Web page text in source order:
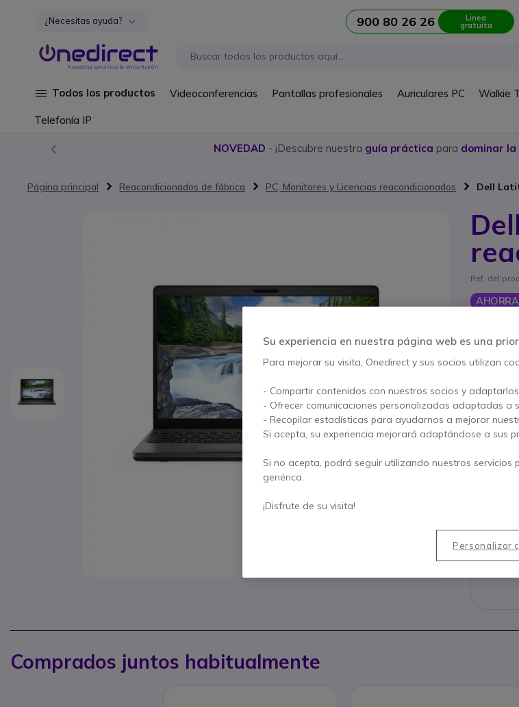
Ir al contenido
¿Necesitas ayuda? 900 80 26 26 Linea
gratuita
Todos los productos Videoconferencias Pantallas profesionales Auriculares PC Walkie
Telefonía IP
NOVEDAD - ¡Descubre nuestra guía práctica para dominar la
Página principal Reacondicionados de fábrica PC, Monitores y Licencias reacondicionados Dell
Ref. del
8 GB
Tarjeta
Ligero,
Comprados juntos habitualmente
Su experiencia en nuestra página web es una
Para mejorar su visita, Onedirect y sus socios utilizan
- Compartir contenidos con nuestros socios y
- Ofrecer comunicaciones personalizadas adaptadas a
- Recopilar estadísticas para ayudarnos a mejorar
Si acepta, su experiencia mejorará adaptándose a sus
Si no acepta, podrá seguir utilizando nuestros servicios
genérica.
¡Disfrute de su visita!
Personalizar